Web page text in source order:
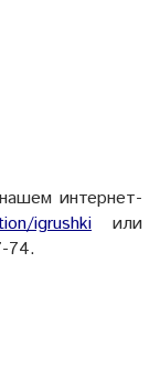
интернет-
igrushki или
74.